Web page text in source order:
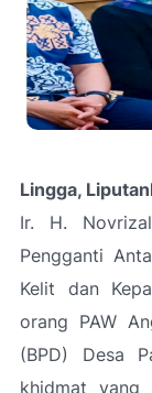
Lingga,
Ir. H.
Pengganti
Kelit dan
orang PAW
(BPD) Desa
khidmat yang